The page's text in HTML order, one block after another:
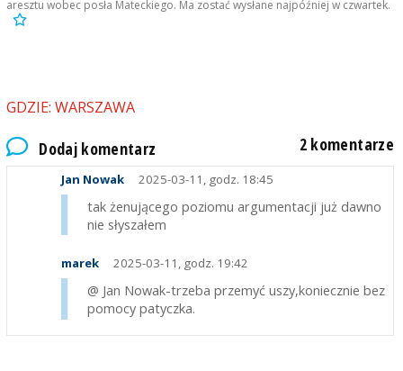
aresztu wobec posła Mateckiego. Ma zostać wysłane najpóźniej w czwartek.
GDZIE: WARSZAWA
Dodaj komentarz 2 komentarze
Jan Nowak 2025-03-11, godz. 18:45
tak żenującego poziomu argumentacji już dawno
nie słyszałem
marek 2025-03-11, godz. 19:42
@ Jan Nowak-trzeba przemyć uszy,koniecznie bez
pomocy patyczka.